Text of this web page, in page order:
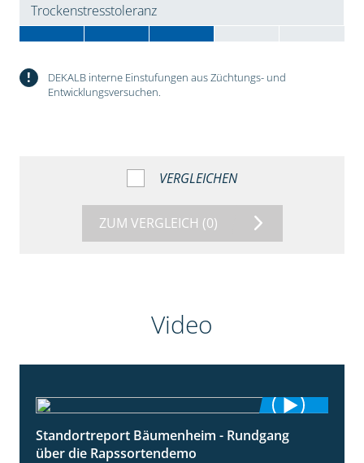
Trockenstresstoleranz
!
DEKALB interne Einstufungen aus Züchtungs- und
Entwicklungsversuchen.
VERGLEICHEN
ZUM VERGLEICH (0)
Video
6:03
Standortreport Bäumenheim - Rundgang
über die Rapssortendemo